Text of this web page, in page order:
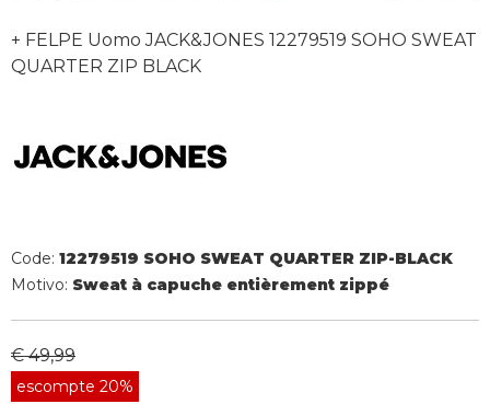
+ FELPE Uomo JACK&JONES 12279519 SOHO SWEAT
QUARTER ZIP BLACK
Code: 12279519 SOHO SWEAT QUARTER ZIP-BLACK
Motivo: Sweat à capuche entièrement zippé
€ 49,99
escompte 20%